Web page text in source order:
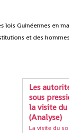
Guinéennes en
et des hommes
Les
sous
la visite
(Analyse)
La visite du